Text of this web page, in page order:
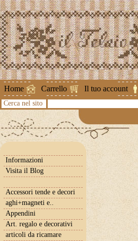
Home Carrello Il tuo account
Attenzione
Cerca nel sito
Informazioni
Visita il Blog
Accessori tende e decori
aghi+magneti e..
Appendini
Art. regalo e decorativi
articoli da ricamare